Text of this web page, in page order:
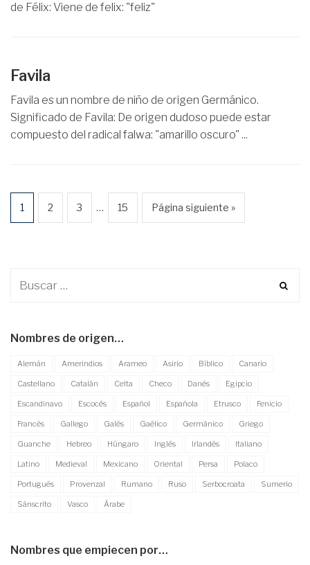
de Félix: Viene de felix: "feliz"
Favila
Favila es un nombre de niño de origen Germánico.
Significado de Favila: De origen dudoso puede estar
compuesto del radical falwa: "amarillo oscuro" ...
1 2 3 … 15 Página siguiente »
Nombres de origen…
Alemán Amerindios Arameo Asirio Bíblico Canario
Castellano Catalán Celta Checo Danés Egipcio
Escandinavo Escocés Español Española Etrusco Fenicio
Francés Gallego Galés Gaélico Germánico Griego
Guanche Hebreo Húngaro Inglés Irlandés Italiano
Latino Medieval Mexicano Oriental Persa Polaco
Portugués Provenzal Rumano Ruso Serbocroata Sumerio
Sánscrito Vasco Árabe
Nombres que empiecen por…